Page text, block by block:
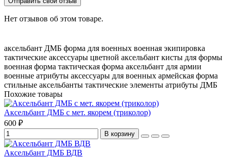
Нет отзывов об этом товаре.
аксельбант ДМБ форма для военных военная экипировка
тактические аксессуары цветной аксельбант кисты для формы
военная форма тактическая форма аксельбант для армии
военные атрибуты аксессуары для военных армейская форма
стильные аксельбанты тактические элементы атрибуты ДМБ
Похожие товары
Аксельбант ДМБ с мет. якорем (триколор)
600 ₽
В корзину
Аксельбант ДМБ ВДВ